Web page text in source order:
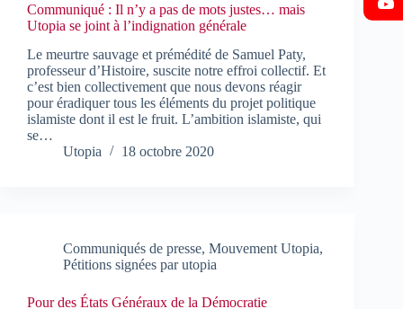
Communiqué : Il n’y a pas de mots justes… mais
Utopia se joint à l’indignation générale
Le meurtre sauvage et prémédité de Samuel Paty,
professeur d’Histoire, suscite notre effroi collectif. Et
c’est bien collectivement que nous devons réagir
pour éradiquer tous les éléments du projet politique
islamiste dont il est le fruit. L’ambition islamiste, qui
se…
Utopia
18 octobre 2020
Communiqués de presse, Mouvement Utopia,
Pétitions signées par utopia
Pour des États Généraux de la Démocratie